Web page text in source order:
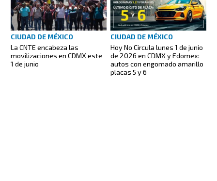
CIUDAD DE MÉXICO
La CNTE encabeza las
movilizaciones en CDMX este
1 de junio
CIUDAD DE MÉXICO
Hoy No Circula lunes 1 de junio
de 2026 en CDMX y Edomex:
autos con engomado amarillo
placas 5 y 6